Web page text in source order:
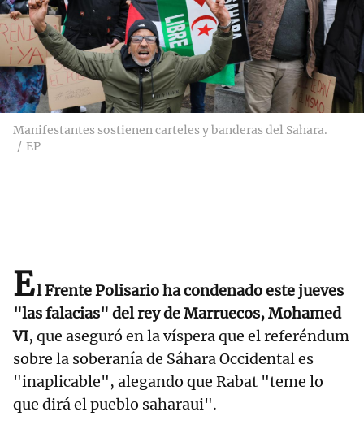
Manifestantes sostienen carteles y banderas del Sahara.
EP
El Frente Polisario ha condenado este jueves
"las falacias" del rey de Marruecos, Mohamed
VI, que aseguró en la víspera que el referéndum
sobre la soberanía de Sáhara Occidental es
"inaplicable", alegando que Rabat "teme lo
que dirá el pueblo saharaui".